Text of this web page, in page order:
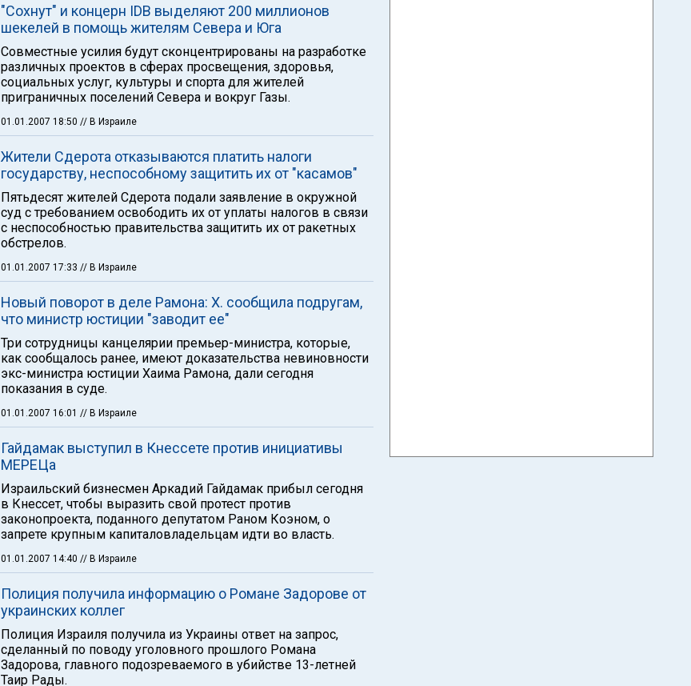
"Сохнут" и концерн IDB выделяют 200 миллионов
шекелей в помощь жителям Севера и Юга
Совместные усилия будут сконцентрированы на разработке
различных проектов в сферах просвещения, здоровья,
социальных услуг, культуры и спорта для жителей
приграничных поселений Севера и вокруг Газы.
01.01.2007 18:50 // В Израиле
Жители Сдерота отказываются платить налоги
государству, неспособному защитить их от "касамов"
Пятьдесят жителей Сдерота подали заявление в окружной
суд с требованием освободить их от уплаты налогов в связи
с неспособностью правительства защитить их от ракетных
обстрелов.
01.01.2007 17:33 // В Израиле
Новый поворот в деле Рамона: Х. сообщила подругам,
что министр юстиции "заводит ее"
Три сотрудницы канцелярии премьер-министра, которые,
как сообщалось ранее, имеют доказательства невиновности
экс-министра юстиции Хаима Рамона, дали сегодня
показания в суде.
01.01.2007 16:01 // В Израиле
Гайдамак выступил в Кнессете против инициативы
МЕРЕЦа
Израильский бизнесмен Аркадий Гайдамак прибыл сегодня
в Кнессет, чтобы выразить свой протест против
законопроекта, поданного депутатом Раном Коэном, о
запрете крупным капиталовладельцам идти во власть.
01.01.2007 14:40 // В Израиле
Полиция получила информацию о Романе Задорове от
украинских коллег
Полиция Израиля получила из Украины ответ на запрос,
сделанный по поводу уголовного прошлого Романа
Задорова, главного подозреваемого в убийстве 13-летней
Таир Рады.